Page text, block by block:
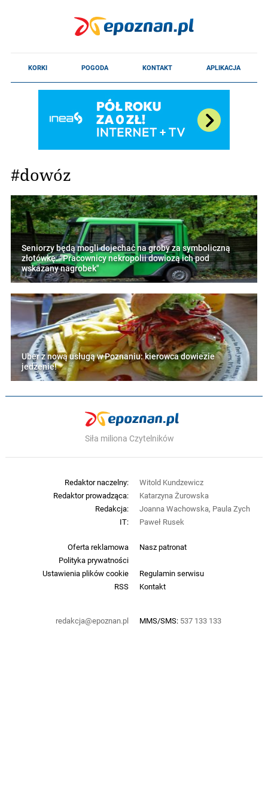
#dowóz
Seniorzy będą mogli dojechać na groby za symboliczną
złotówkę. "Pracownicy nekropolii dowiozą ich pod
wskazany nagrobek"
Uber z nową usługą w Poznaniu: kierowca dowiezie
jedzenie!
Siła miliona Czytelników
Oferta reklamowa
Nasz patronat
Polityka prywatności
Ustawienia plików cookie
Regulamin serwisu
RSS
Kontakt
redakcja@epoznan.pl MMS/SMS: 537 133 133
Redaktor naczelny:
Witold Kundzewicz
Redaktor prowadząca:
Katarzyna Żurowska
Redakcja:
Joanna Wachowska, Paula Zych
IT:
Paweł Rusek